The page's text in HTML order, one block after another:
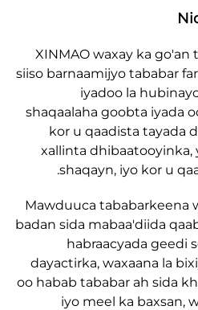
XINMAO waxay
siiso barnaamijyo
iyadoo la
shaqaalaha
kor u qaadista
xallinta
shaqayn, iyo
Mawduuca
badan sida
dayactirka,
oo habab tababar
iyo meel ka